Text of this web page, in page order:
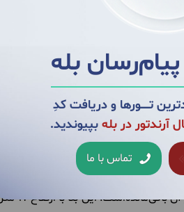
بله
تــــــورها و دریافت کدِ
آرندتور در بله بپیوندید.
تماس با ما
ارتفاع 17 متر و کتیبه‌ی مشهوری که به خط ثلث